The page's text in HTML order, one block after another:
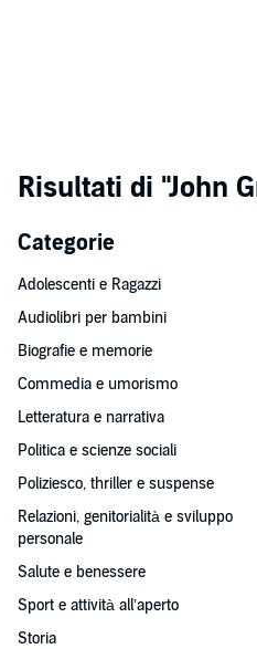
Risultati di "John
Categorie
Adolescenti e Ragazzi
Audiolibri per bambini
Biografie e memorie
Commedia e umorismo
Letteratura e narrativa
Politica e scienze sociali
Poliziesco, thriller e suspense
Relazioni, genitorialità e sviluppo
personale
Salute e benessere
Sport e attività all’aperto
Storia